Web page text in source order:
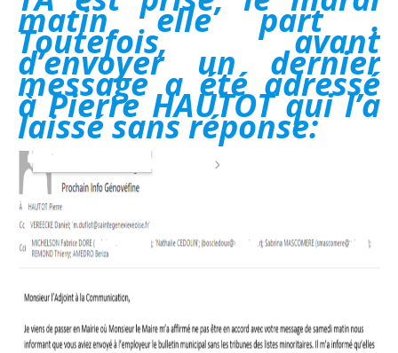
matin elle part .
Toutefois, avant
d’envoyer un dernier
message a été adressé
à Pierre HAUTOT qui l’a
laissé sans réponse: